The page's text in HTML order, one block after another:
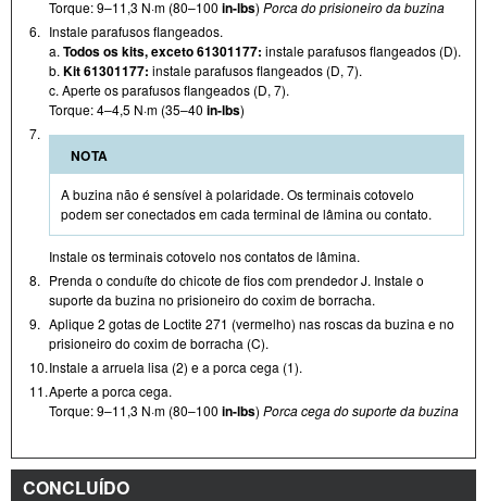
Torque: 9–11,3 N·m (80–100 in-lbs) Porca do prisioneiro da buzina
6. Instale parafusos flangeados.
a. Todos os kits, exceto 61301177: instale parafusos flangeados (D).
b. Kit 61301177: instale parafusos flangeados (D, 7).
c. Aperte os parafusos flangeados (D, 7).
Torque: 4–4,5 N·m (35–40 in-lbs)
7.
NOTA
A buzina não é sensível à polaridade. Os terminais cotovelo
podem ser conectados em cada terminal de lâmina ou contato.
Instale os terminais cotovelo nos contatos de lâmina.
8. Prenda o conduíte do chicote de fios com prendedor J. Instale o
suporte da buzina no prisioneiro do coxim de borracha.
9. Aplique 2 gotas de Loctite 271 (vermelho) nas roscas da buzina e no
prisioneiro do coxim de borracha (C).
10.Instale a arruela lisa (2) e a porca cega (1).
11.Aperte a porca cega.
Torque: 9–11,3 N·m (80–100 in-lbs) Porca cega do suporte da buzina
CONCLUÍDO